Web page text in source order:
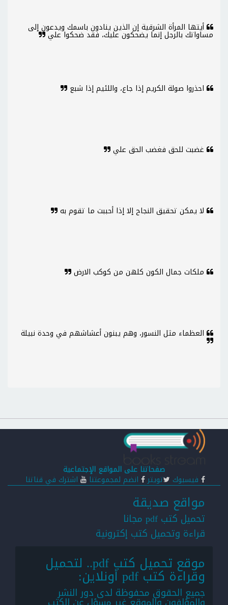
أيتها المرأة الشرقية إن الذين ينادون باسمك ويدعون إلى
مساواتك بالرجل إنما يضحكون عليك، فقد ضحكوا علي
احذروا صولة الكريم إذا جاع، واللئيم إذا شبع
غضبت للحق فغضب الحق علي
لا يمكن تحقيق النجاح إلا إذا أحببت ما تقوم به
ملكات جمال الكون كلهن من كوكب الارض
العظماء مثل النسور، وهم يبنون أعشاشهم في وحدة نبيلة
صفحاتنا على المواقع الإجتماعية
فيسبوك تويتر انضم لمجموعتنا اشترك في قناتنا
مواقع صديقة
تحميل كتب pdf مجانا
قراءة وتحميل كتب إكترونية
موقع تحميل كتب pdf.. لتحميل
وقراءة كتب pdf أونلاين:
جميع الحقوق محفوظة لدى دور النشر